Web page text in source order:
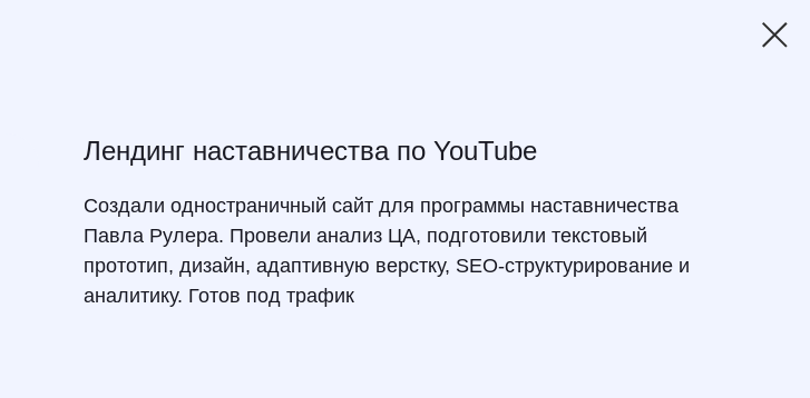
Лендинг наставничества по YouTube
Создали одностраничный сайт для программы наставничества
Павла Рулера. Провели анализ ЦА, подготовили текстовый
прототип, дизайн, адаптивную верстку, SEO-структурирование и
аналитику. Готов под трафик